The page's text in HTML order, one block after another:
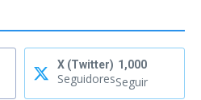
X (Twitter) 1,000
SeguidoresSeguir